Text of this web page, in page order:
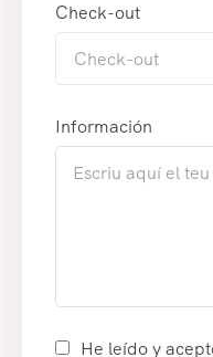
Check-out
Información
He leído y